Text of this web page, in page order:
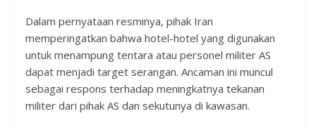
Dalam pernyataan resminya, pihak Iran
memperingatkan bahwa hotel-hotel yang digunakan
untuk menampung tentara atau personel militer AS
dapat menjadi target serangan. Ancaman ini muncul
sebagai respons terhadap meningkatnya tekanan
militer dari pihak AS dan sekutunya di kawasan.